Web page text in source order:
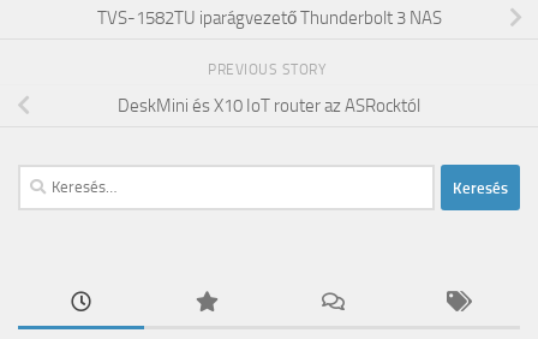
TVS-1582TU iparágvezető Thunderbolt 3 NAS
PREVIOUS STORY
DeskMini és X10 IoT router az ASRocktól
Keresés: